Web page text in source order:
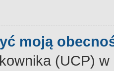
moją
(UCP) w